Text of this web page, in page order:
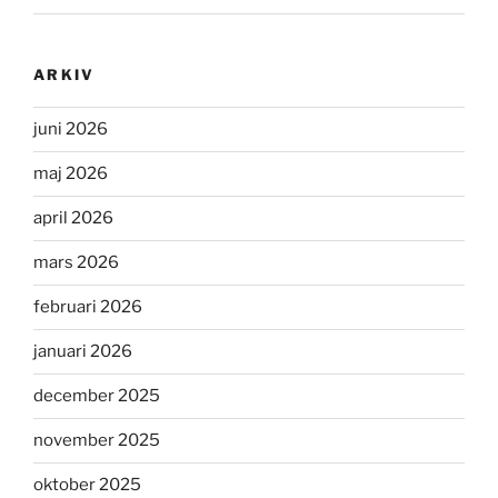
ARKIV
juni 2026
maj 2026
april 2026
mars 2026
februari 2026
januari 2026
december 2025
november 2025
oktober 2025